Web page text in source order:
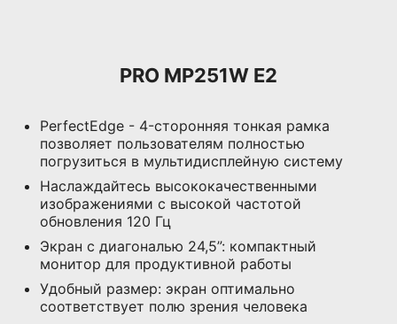
PRO MP251W E2
PerfectEdge - 4-сторонняя тонкая рамка
позволяет пользователям полностью
погрузиться в мультидисплейную систему
Наслаждайтесь высококачественными
изображениями с высокой частотой
обновления 120 Гц
Экран с диагональю 24,5”: компактный
монитор для продуктивной работы
Удобный размер: экран оптимально
соответствует полю зрения человека